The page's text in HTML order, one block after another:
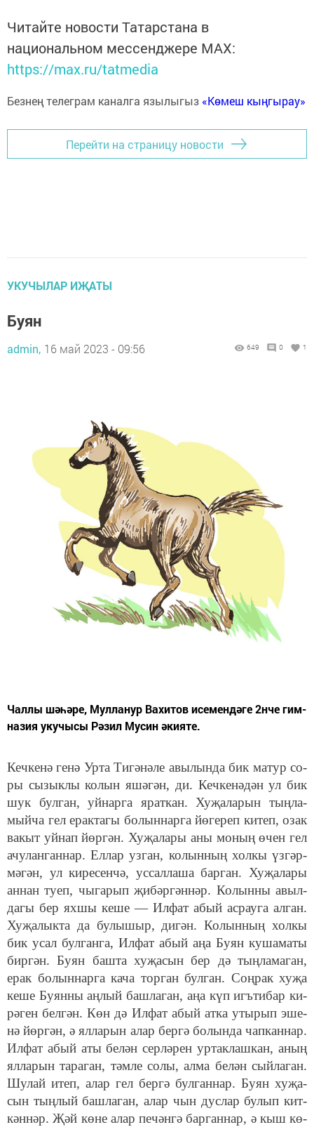
Читайте новости Татарстана в
национальном мессенджере MАХ:
https://max.ru/tatmedia
Безнең телеграм каналга язылыгыз «Көмеш кыңгырау»
Перейти на страницу новости
УКУЧЫЛАР ИҖАТЫ
Буян
admin, 16 май 2023 - 09:56 649 0 1
Чал­лы шәһәре, Мул­ла­нур Ва­хи­тов исе­мен­дә­ге 2нче гим­
на­зия укучысы Рәзил Мусин әкияте.
Кеч­ке­нә ге­нә Ур­та Ти­гә­нә­ле авы­лын­да бик ма­тур со­
ры сы­зык­лы ко­лын яшә­гән, ди. Кеч­ке­нә­дән ул бик
шук бул­ган, уй­нар­га ярат­кан. Ху­җа­ла­рын тың­ла­
мый­ча гел ерак­та­гы бо­лын­нар­га йө­ге­реп ки­теп, озак
ва­кыт уй­нап йөр­гән. Ху­җа­ла­ры аны мо­ның өчен гел
ачу­лан­ган­нар. Ел­лар уз­ган, ко­лын­ның хол­кы үз­гәр­
мә­гән, ул ки­ре­сен­чә, ус­сал­ла­ша бар­ган. Ху­җа­ла­ры
ан­нан ту­еп, чы­га­рып җи­бәр­гән­нәр. Ко­лын­ны авыл­
да­гы бер ях­шы ке­ше — Ил­фат абый ас­рау­га ал­ган.
Ху­җа­лык­та да бу­лы­шыр, ди­гән. Ко­лын­ның хол­кы
бик усал бул­ган­га, Ил­фат абый аңа Бу­ян ку­ша­ма­ты
бир­гән. Бу­ян баш­та ху­җа­сын бер дә тың­ла­ма­ган,
ерак бо­лын­нар­га ка­ча тор­ган бул­ган. Соң­рак ху­җа
ке­ше Бу­ян­ны аң­лый баш­ла­ган, аңа күп игъ­ти­бар ки­
рә­ген бел­гән. Көн дә Ил­фат абый ат­ка уты­рып эше­
нә йөр­гән, ә ял­ла­рын алар бер­гә бо­лын­да чап­кан­нар.
Ил­фат абый аты бе­лән сер­лә­рен ур­так­лаш­кан, аның
ял­ла­рын та­ра­ган, тәм­ле со­лы, ал­ма бе­лән сый­ла­ган.
Шу­лай итеп, алар гел бер­гә бул­ган­нар. Бу­ян ху­җа­
сын тың­лый баш­ла­ган, алар чын дус­лар бу­лып кит­
кән­нәр. Җәй кө­не алар пе­чән­гә бар­ган­нар, ә кыш кө­